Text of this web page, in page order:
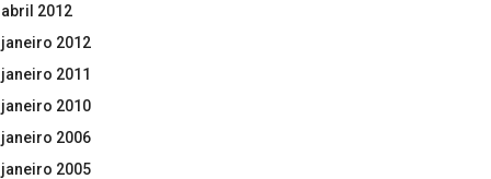
abril 2012
janeiro 2012
janeiro 2011
janeiro 2010
janeiro 2006
janeiro 2005